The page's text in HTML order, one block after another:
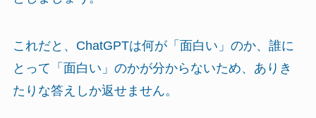
これだと、ChatGPTは何が「面白い」のか、誰に
とって「面白い」のかが分からないため、ありき
たりな答えしか返せません。